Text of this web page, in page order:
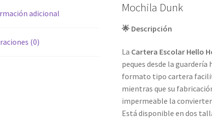
adicional
(0)
Mochila Dunk
🌟 Descripción
La Cartera Escolar Hello
peques desde la
formato tipo cartera
mientras que su
impermeable la
Está disponible en dos